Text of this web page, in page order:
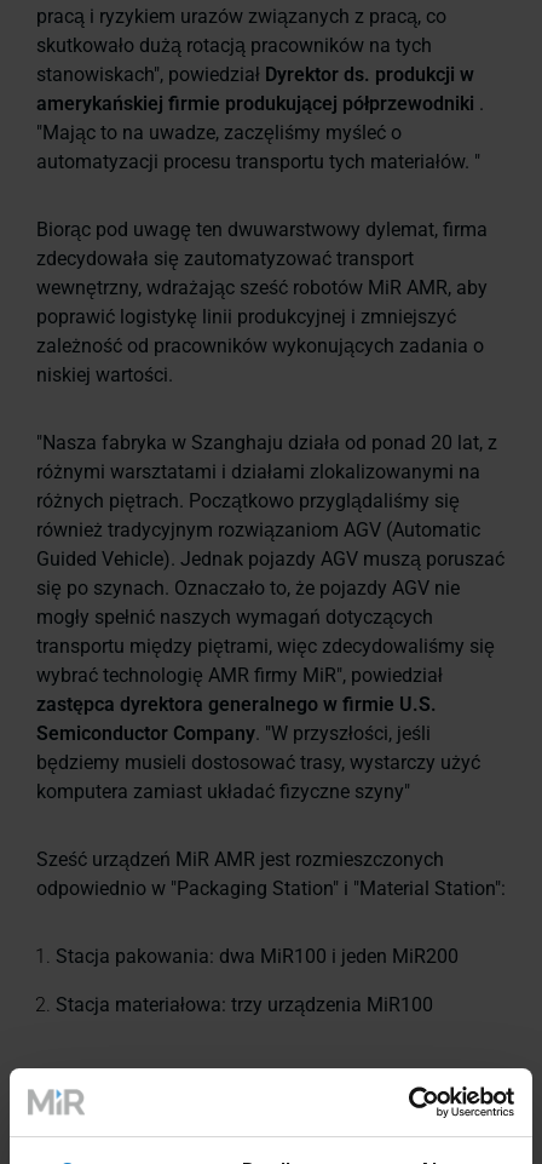
pracą i ryzykiem urazów związanych z pracą, co
skutkowało dużą rotacją pracowników na tych
stanowiskach", powiedział Dyrektor ds. produkcji w
amerykańskiej firmie produkującej półprzewodniki .
"Mając to na uwadze, zaczęliśmy myśleć o
automatyzacji procesu transportu tych materiałów. "
Biorąc pod uwagę ten dwuwarstwowy dylemat, firma
zdecydowała się zautomatyzować transport
wewnętrzny, wdrażając sześć robotów MiR AMR, aby
poprawić logistykę linii produkcyjnej i zmniejszyć
zależność od pracowników wykonujących zadania o
niskiej wartości.
"Nasza fabryka w Szanghaju działa od ponad 20 lat, z
różnymi warsztatami i działami zlokalizowanymi na
różnych piętrach. Początkowo przyglądaliśmy się
również tradycyjnym rozwiązaniom AGV (Automatic
Guided Vehicle). Jednak pojazdy AGV muszą poruszać
się po szynach. Oznaczało to, że pojazdy AGV nie
mogły spełnić naszych wymagań dotyczących
transportu między piętrami, więc zdecydowaliśmy się
wybrać technologię AMR firmy MiR", powiedział
zastępca dyrektora generalnego w firmie U.S.
Semiconductor Company. "W przyszłości, jeśli
będziemy musieli dostosować trasy, wystarczy użyć
komputera zamiast układać fizyczne szyny"
Sześć urządzeń MiR AMR jest rozmieszczonych
odpowiednio w "Packaging Station" i "Material Station":
Stacja pakowania: dwa MiR100 i jeden MiR200
Stacja materiałowa: trzy urządzenia MiR100
Na stacji pakowania urządzenia AMR pracują teraz w
systemie zmianowym przez 24 godziny na dobę.